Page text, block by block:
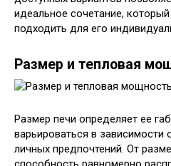
идеальное сочетание,
подходить для его
Размер и тепловая
Размер печи определяет ее
варьироваться в
личных предпочтений. От